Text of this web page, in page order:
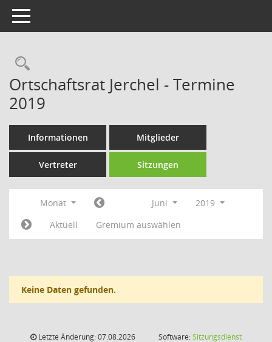
Toggle navigation
Rechercheauswahl
Ortschaftsrat Jerchel - Termine
2019
Informationen Mitglieder
Vertreter Sitzungen
Monat Juni
2019
Aktuell
Gremium auswählen
Keine Daten gefunden.
Letzte Änderung: 07.08.2026
Software:Sitzungsdienst